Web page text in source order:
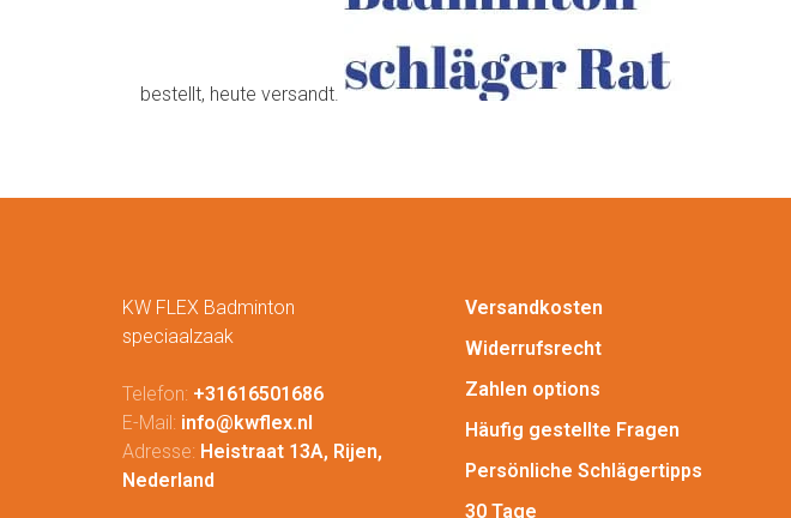
bestellt, heute versandt.
KW FLEX Badminton
speciaalzaak
Telefon: +31616501686
E-Mail: info@kwflex.nl
Adresse: Heistraat 13A, Rijen,
Nederland
Versandkosten
Widerrufsrecht
Zahlen options
Häufig gestellte Fragen
Persönliche Schlägertipps
30 Tage